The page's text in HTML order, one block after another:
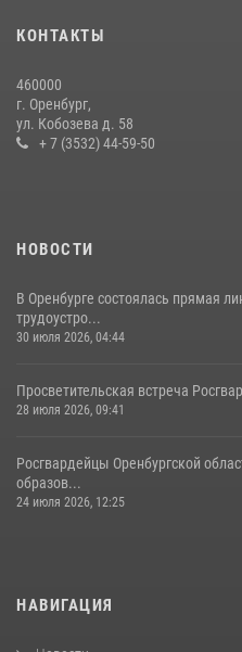
14 июля 2026, 10:43
проведён рейд по строительным
23 июля 2026, 10:47
КОНТАКТЫ
460000
г. Оренбург,
ул. Кобозева д. 58
+ 7 (3532) 44-59-50
НОВОСТИ
В Оренбурге состоялась прямая
трудоустро...
30 июля 2026, 04:44
Просветительская встреча
28 июля 2026, 09:41
Росгвардейцы Оренбургской
образов...
24 июля 2026, 12:25
НАВИГАЦИЯ